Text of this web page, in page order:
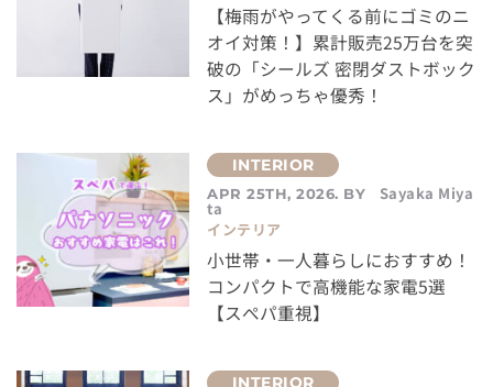
【梅雨がやってくる前にゴミのニ
オイ対策！】累計販売25万台を突
破の「シールズ 密閉ダストボック
ス」がめっちゃ優秀！
APR 25TH, 2026. BY Sayaka Miya
ta
インテリア
小世帯・一人暮らしにおすすめ！
コンパクトで高機能な家電5選
【スぺパ重視】